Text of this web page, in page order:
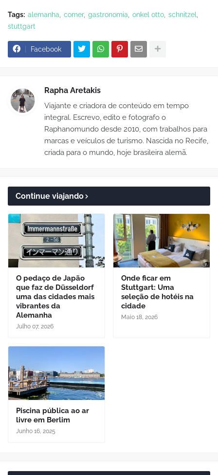
Tags: alemanha comer gastronomia onkel otto schnitzel
stuttgart
Facebook
Rapha Aretakis
Viajante e criadora de conteúdo em tempo
integral. Escrevo, edito e fotografo o
Raphanomundo desde 2010, com trabalhos para
marcas e veículos de turismo. Nascida no Recife,
criada para o mundo, hoje brasileira alemã.
Continue viajando
O pedaço de Japão
que faz de Düsseldorf
uma das cidades mais
vibrantes da
Alemanha
Julho 07, 2026
Onde ficar em
Stuttgart: Uma
seleção de hotéis na
cidade
Maio 18, 2026
Piscina pública ao ar
livre em Berlim
Junho 16, 2025